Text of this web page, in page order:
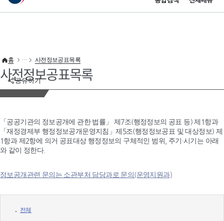
이 누리집은 대한민국 공식 전자정부 누리집입니다.
공유하기
홈 사전정보공표목록
사전정보공표목록
「공공기관의 정보공개에 관한 법률」 제7조(행정정보의 공표 등) 제1항과
「재정경제부 행정정보공개운영지침」제5조(행정정보공표 및 대상정보) 제
1항과 제2항에 의거 공표대상 행정정보의 구체적인 범위, 주기·시기는 아래
와 같이 정한다.
정보공개관련 문의는 소관부처 담당과로 문의(운영지원과)
전체